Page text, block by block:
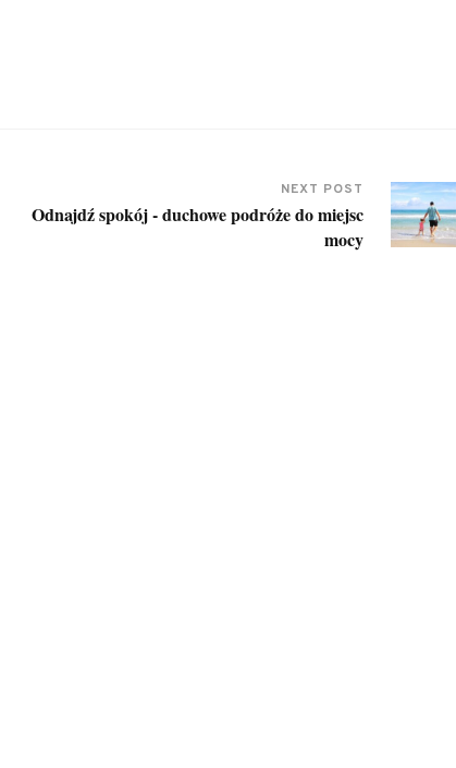
NEXT POST
Odnajdź spokój - duchowe podróże do miejsc
mocy